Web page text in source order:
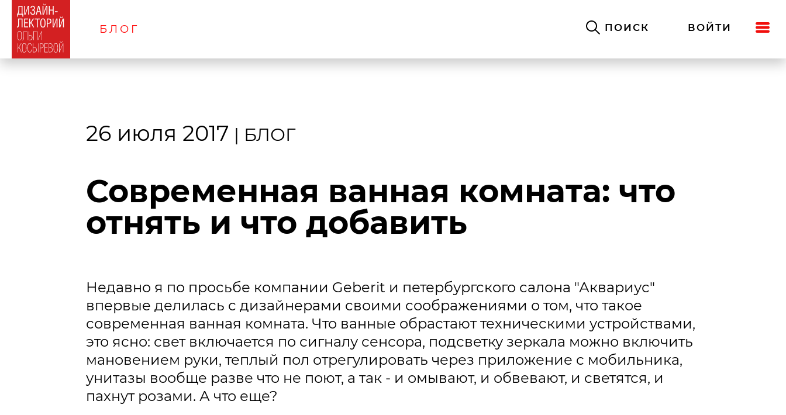
БЛОГ ПОИСК ВОЙТИ
26 июля 2017 | БЛОГ
Современная ванная комната: что
отнять и что добавить
Недавно я по просьбе компании Geberit и петербургского салона "Аквариус"
впервые делилась с дизайнерами своими соображениями о том, что такое
современная ванная комната. Что ванные обрастают техническими устройствами,
это ясно: свет включается по сигналу сенсора, подсветку зеркала можно включить
мановением руки, теплый пол отрегулировать через приложение с мобильника,
унитазы вообще разве что не поют, а так - и омывают, и обвевают, и светятся, и
пахнут розами. А что еще?